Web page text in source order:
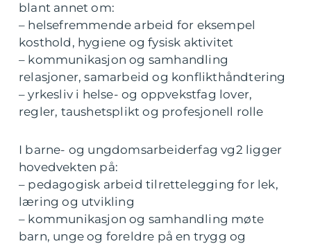
blant annet om:
– helsefremmende arbeid for eksempel
kosthold, hygiene og fysisk aktivitet
– kommunikasjon og samhandling
relasjoner, samarbeid og konflikthåndtering
– yrkesliv i helse- og oppvekstfag lover,
regler, taushetsplikt og profesjonell rolle
I barne- og ungdomsarbeiderfag vg2 ligger
hovedvekten på:
– pedagogisk arbeid tilrettelegging for lek,
læring og utvikling
– kommunikasjon og samhandling møte
barn, unge og foreldre på en trygg og